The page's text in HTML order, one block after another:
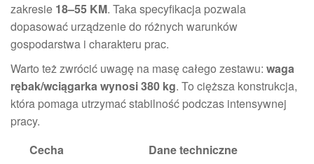
zakresie 18–55 KM. Taka specyfikacja pozwala
dopasować urządzenie do różnych warunków
gospodarstwa i charakteru prac.
Warto też zwrócić uwagę na masę całego zestawu: waga
rębak/wciągarka wynosi 380 kg. To cięższa konstrukcja,
która pomaga utrzymać stabilność podczas intensywnej
pracy.
Cecha
Dane techniczne